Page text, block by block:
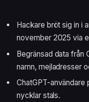
Hackare bröt sig in i
november 2025 via
Begränsad data från
namn, mejladresser
ChatGPT-användare
nycklar stals.